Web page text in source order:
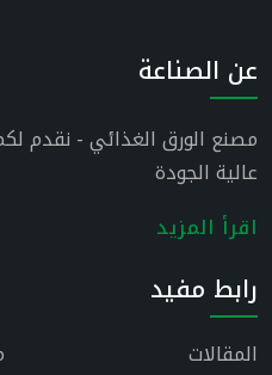
عن الصناعة
مصنع الورق الغذائي - نقدم
عالية الجودة
اقرأ المزيد
رابط مفيد
المقالات